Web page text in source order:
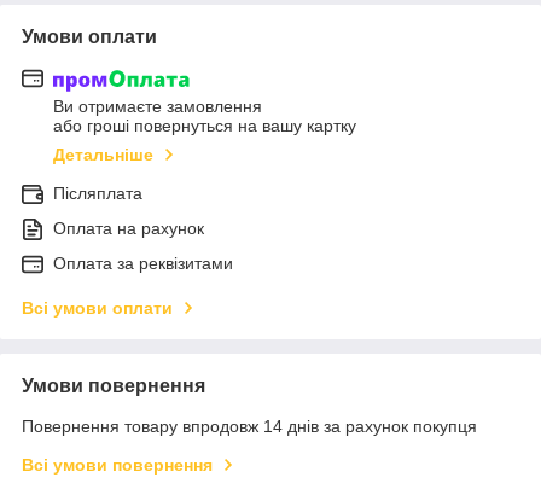
Умови оплати
Ви отримаєте замовлення
або гроші повернуться на вашу картку
Детальніше
Післяплата
Оплата на рахунок
Оплата за реквізитами
Всі умови оплати
Умови повернення
Повернення товару впродовж 14 днів за рахунок покупця
Всі умови повернення